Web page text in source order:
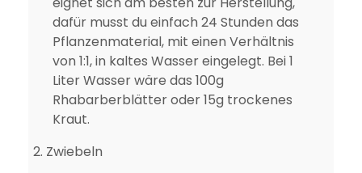
dafür musst du einfach 24 Stunden das
Pflanzenmaterial, mit einen Verhältnis
von 1:1, in kaltes Wasser eingelegt. Bei 1
Liter Wasser wäre das 100g
Rhabarberblätter oder 15g trockenes
Kraut.
2. Zwiebeln